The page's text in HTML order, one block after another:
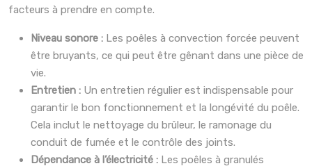
facteurs à prendre en compte.
Niveau sonore : Les poêles à convection forcée peuvent
être bruyants, ce qui peut être gênant dans une pièce de
vie.
Entretien : Un entretien régulier est indispensable pour
garantir le bon fonctionnement et la longévité du poêle.
Cela inclut le nettoyage du brûleur, le ramonage du
conduit de fumée et le contrôle des joints.
Dépendance à l’électricité : Les poêles à granulés